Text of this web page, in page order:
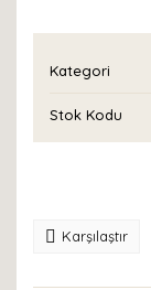
Kategori
Stok Kodu
Karşılaştır